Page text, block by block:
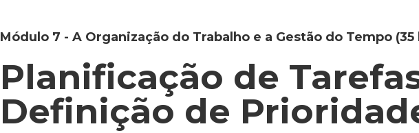
Módulo 7 - A Organização do Trabalho e a Gestão do Tempo (35
Planificação de
Definição de